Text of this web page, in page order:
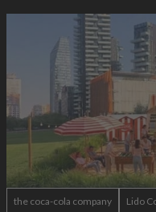
the coca-cola company Lido